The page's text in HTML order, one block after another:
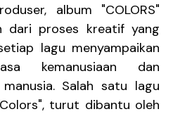
album "COLORS"
dari proses kreatif yang
lagu menyampaikan
kemanusiaan dan
Salah satu lagu
turut dibantu oleh